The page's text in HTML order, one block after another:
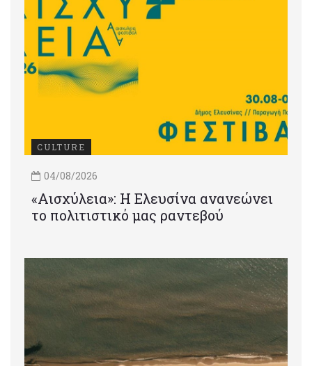
CULTURE
04/08/2026
«Αισχύλεια»: Η Ελευσίνα ανανεώνει
το πολιτιστικό μας ραντεβού